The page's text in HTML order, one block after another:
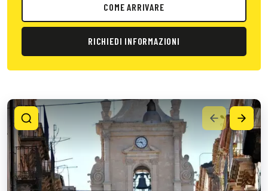
COME ARRIVARE
RICHIEDI INFORMAZIONI